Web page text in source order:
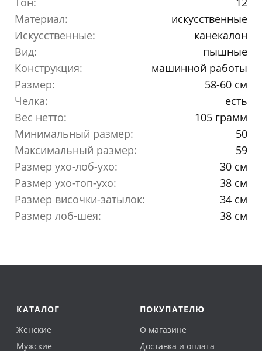
Материал:
искусственные
Искусственные:
канекалон
Вид:
пышные
Конструкция:
машинной работы
Размер:
58-60 см
Челка:
есть
Вес нетто:
105 грамм
Минимальный размер:
50
Максимальный размер:
59
Размер ухо-лоб-ухо:
30 см
Размер ухо-топ-ухо:
38 см
Размер височки-затылок:
34 см
Размер лоб-шея:
38 см
КАТАЛОГ
Женские
Мужские
ПОКУПАТЕЛЮ
О магазине
Доставка и оплата